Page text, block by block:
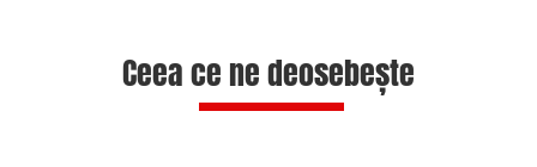
Ceea ce ne deosebește